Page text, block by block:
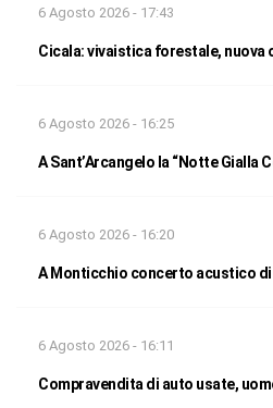
6 Agosto 2026 - 17:43
Cicala: vivaistica forestale, nuova
6 Agosto 2026 - 16:25
A Sant’Arcangelo la “Notte Gialla
6 Agosto 2026 - 16:20
A Monticchio concerto acustico di
6 Agosto 2026 - 16:11
Compravendita di auto usate,